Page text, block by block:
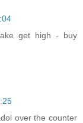
get high - buy
over the counter